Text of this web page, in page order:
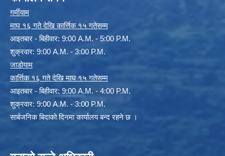
गर्मीयाम
माघ १६ गते देखि कार्त्तिक १५ गतेसम्म
आइतबार - बिहीवार: 9:00 A.M. - 5:00 P.M.
शुक्रवार: 9:00 A.M. - 3:00 P.M.
जाडोयाम
कार्त्तिक १६ गते देखि माघ १५ गतेसम्म
आइतबार - बिहीवार: 9:00 A.M. - 4:00 P.M.
शुक्रवार: 9:00 A.M. - 3:00 P.M.
सार्बजनिक बिदाको दिनमा कार्यालय बन्द रहने छ ।